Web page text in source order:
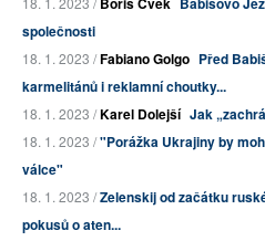
společnosti
18. 1. 2023 /Fabiano Golgo Před
karmelitánů i reklamní choutky...
18. 1. 2023 /Karel Dolejší Jak
18. 1. 2023 /"Porážka Ukrajiny by
válce"
18. 1. 2023 /Zelenskij od začátku
pokusů o aten...